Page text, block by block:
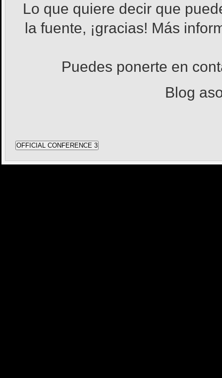
Lo que quiere decir que
la fuente, ¡gracias! Más
Puedes ponerte en
Blog
OFFICIAL CONFERENCE 3